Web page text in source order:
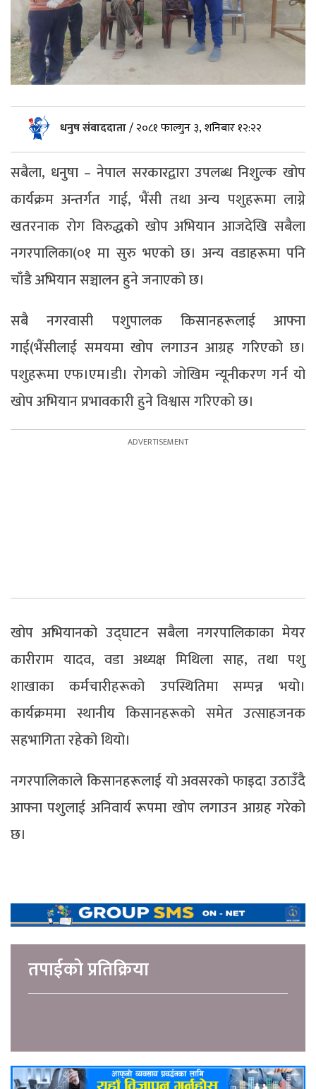
धनुष संवाददाता/२०८१ फाल्गुन ३, शनिबार १२:२२
सबैला, धनुषा – नेपाल सरकारद्वारा उपलब्ध निशुल्क खोप
कार्यक्रम अन्तर्गत गाई, भैंसी तथा अन्य पशुहरूमा लाग्ने
खतरनाक रोग विरुद्धको खोप अभियान आजदेखि सबैला
नगरपालिका(०१ मा सुरु भएको छ। अन्य वडाहरूमा पनि
चाँडै अभियान सञ्चालन हुने जनाएको छ।
सबै नगरवासी पशुपालक किसानहरूलाई आफ्ना
गाई(भैंसीलाई समयमा खोप लगाउन आग्रह गरिएको छ।
पशुहरूमा एफ।एम।डी। रोगको जोखिम न्यूनीकरण गर्न यो
खोप अभियान प्रभावकारी हुने विश्वास गरिएको छ।
खोप अभियानको उद्घाटन सबैला नगरपालिकाका मेयर
कारीराम यादव, वडा अध्यक्ष मिथिला साह, तथा पशु
शाखाका कर्मचारीहरूको उपस्थितिमा सम्पन्न भयो।
कार्यक्रममा स्थानीय किसानहरूको समेत उत्साहजनक
सहभागिता रहेको थियो।
नगरपालिकाले किसानहरूलाई यो अवसरको फाइदा उठाउँदै
आफ्ना पशुलाई अनिवार्य रूपमा खोप लगाउन आग्रह गरेको
छ।
तपाईको प्रतिक्रिया